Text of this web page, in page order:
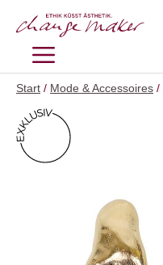
Inhalt
MENÜ
Start / Mode & Accessoires /